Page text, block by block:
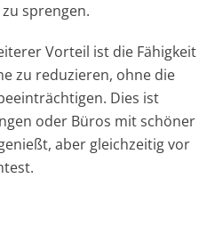
sprengen.
Vorteil ist die Fähigkeit
zu reduzieren, ohne die
Dies ist
oder Büros mit schöner
aber gleichzeitig vor